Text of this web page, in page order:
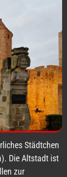
Städtchen
Die Altstadt ist
zur